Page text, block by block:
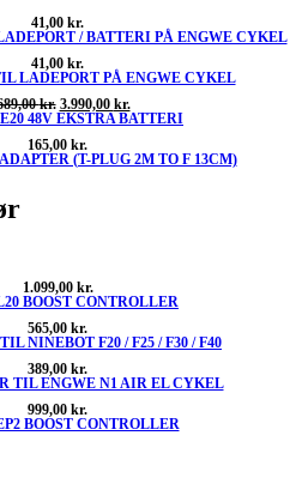
41,00 kr.
/ BATTERI PÅ ENGWE CYKEL
41,00 kr.
LADEPORT PÅ ENGWE CYKEL
kr. Den
oprindelige
pris
var:
3.990,00 kr.Den
aktuelle
er:
48V EKSTRA BATTERI
165,00 kr.
(T-PLUG 2M TO F 13CM)
1.099,00 kr.
BOOST CONTROLLER
565,00 kr.
NINEBOT F20 / F25 / F30 / F40
389,00 kr.
TIL ENGWE N1 AIR EL CYKEL
999,00 kr.
BOOST CONTROLLER